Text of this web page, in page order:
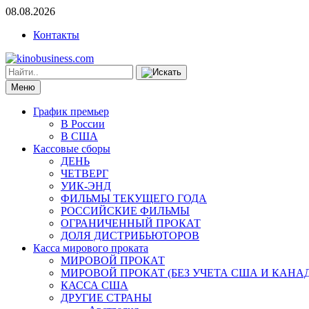
08.08.2026
Контакты
Меню
График премьер
В России
В США
Кассовые сборы
ДЕНЬ
ЧЕТВЕРГ
УИК-ЭНД
ФИЛЬМЫ ТЕКУЩЕГО ГОДА
РОССИЙСКИЕ ФИЛЬМЫ
ОГРАНИЧЕННЫЙ ПРОКАТ
ДОЛЯ ДИСТРИБЬЮТОРОВ
Касса мирового проката
МИРОВОЙ ПРОКАТ
МИРОВОЙ ПРОКАТ (БЕЗ УЧЕТА США И
КАССА США
ДРУГИЕ СТРАНЫ